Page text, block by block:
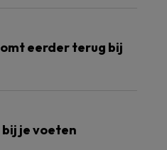
eerder terug bij
je voeten